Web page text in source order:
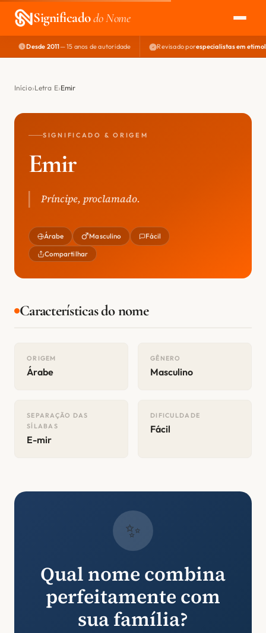
Significadodo Nome
EXPLORAR
NOME PERFEITO
Desde 2011— 15 anos de autoridade Revisado porespecialistas em
Início Letra E Emir
SIGNIFICADO & ORIGEM
Emir
Príncipe, proclamado.
Árabe Masculino Fácil
Compartilhar
Características do nome
ORIGEM
Árabe
GÊNERO
Masculino
SEPARAÇÃO DAS
SÍLABAS
E-mir
DIFICULDADE
Fácil
✨
Qual nome combina
perfeitamente com
sua família?